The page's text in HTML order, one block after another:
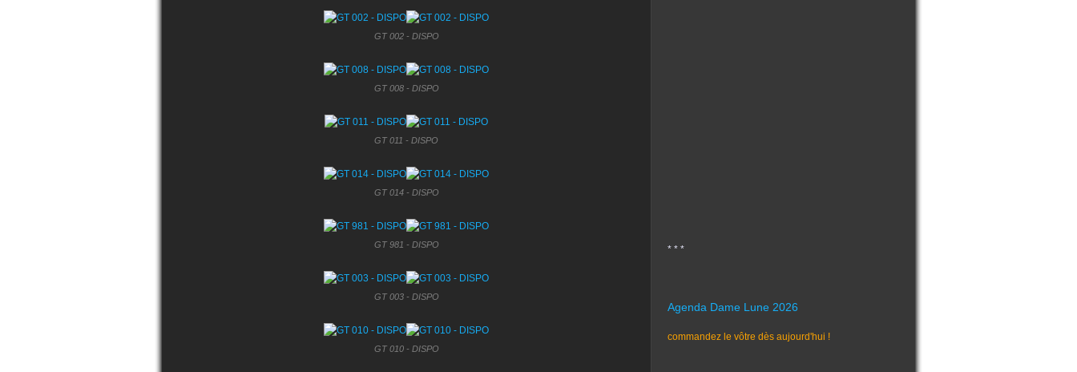
GT 002 - DISPO
GT 008 - DISPO
GT 011 - DISPO
GT 014 - DISPO
GT 981 - DISPO
GT 003 - DISPO
GT 010 - DISPO
* * *
Agenda Dame Lune 2026
commandez le vôtre dès aujourd'hui !